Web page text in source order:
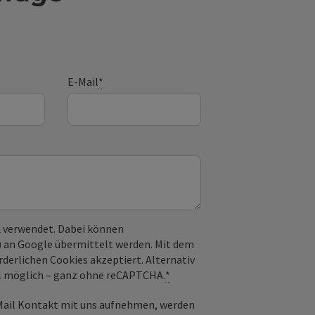
E-Mail*
Dabei können
an Google übermittelt werden. Mit dem
Cookies akzeptiert. Alternativ
– ganz ohne reCAPTCHA.*
Kontakt mit uns aufnehmen, werden